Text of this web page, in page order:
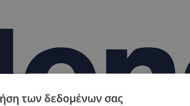
των δεδομένων σας